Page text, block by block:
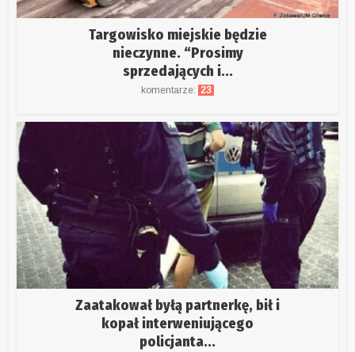
Targowisko miejskie będzie
nieczynne. “Prosimy
sprzedających i...
komentarze: 23
Zaatakował byłą partnerkę, bił i
kopał interweniującego
policjanta...